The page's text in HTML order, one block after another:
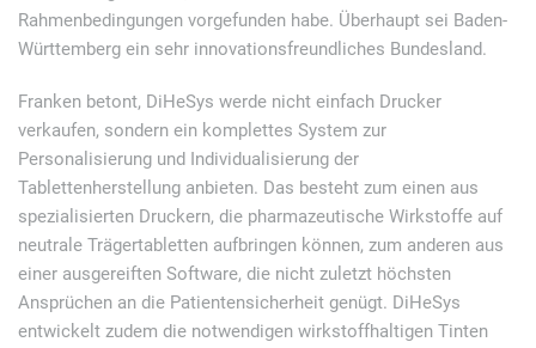
Rahmenbedingungen vorgefunden habe. Überhaupt sei Baden-
Württemberg ein sehr innovationsfreundliches Bundesland.
Franken betont, DiHeSys werde nicht einfach Drucker
verkaufen, sondern ein komplettes System zur
Personalisierung und Individualisierung der
Tablettenherstellung anbieten. Das besteht zum einen aus
spezialisierten Druckern, die pharmazeutische Wirkstoffe auf
neutrale Trägertabletten aufbringen können, zum anderen aus
einer ausgereiften Software, die nicht zuletzt höchsten
Ansprüchen an die Patientensicherheit genügt. DiHeSys
entwickelt zudem die notwendigen wirkstoffhaltigen Tinten